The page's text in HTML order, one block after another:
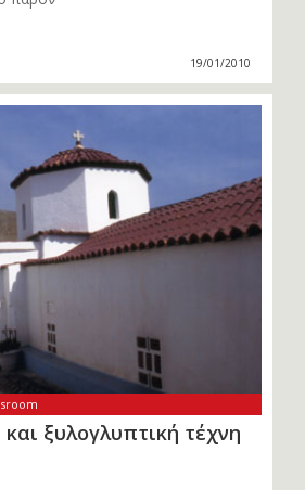
19/01/2010
ξυλογλυπτική τέχνη